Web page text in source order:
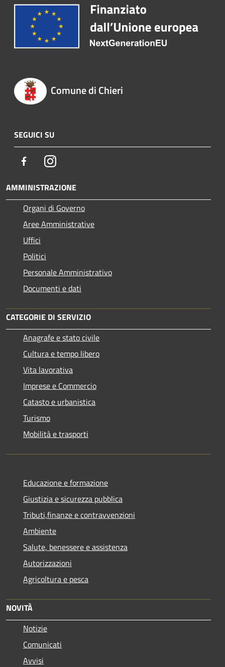
Comune di Chieri
SEGUICI SU
FacebookInstagram
AMMINISTRAZIONE
Organi di Governo
Aree Amministrative
Uffici
Politici
Personale Amministrativo
Documenti e dati
CATEGORIE DI SERVIZIO
Anagrafe e stato civile
Cultura e tempo libero
Vita lavorativa
Imprese e Commercio
Catasto e urbanistica
Turismo
Mobilità e trasporti
Educazione e formazione
Giustizia e sicurezza pubblica
Tributi,finanze e contravvenzioni
Ambiente
Salute, benessere e assistenza
Autorizzazioni
Agricoltura e pesca
NOVITÀ
Notizie
Comunicati
Avvisi